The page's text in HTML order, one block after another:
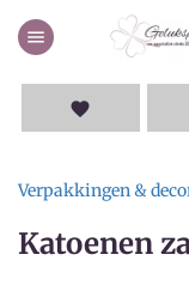
menu
favorite
Verpakkingen &
Katoenen